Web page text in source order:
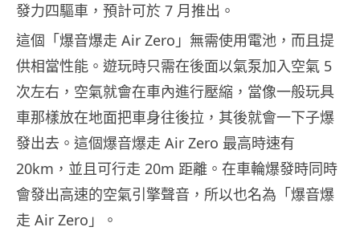
發力四驅車，預計可於 7 月推出。
這個「爆音爆走 Air Zero」無需使用電池，而且提
供相當性能。遊玩時只需在後面以氣泵加入空氣 5
次左右，空氣就會在車內進行壓縮，當像一般玩具
車那樣放在地面把車身往後拉，其後就會一下子爆
發出去。這個爆音爆走 Air Zero 最高時速有
20km，並且可行走 20m 距離。在車輪爆發時同時
會發出高速的空氣引擎聲音，所以也名為「爆音爆
走 Air Zero」。